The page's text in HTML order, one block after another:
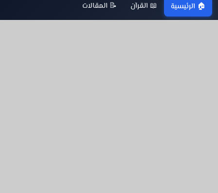
🏠 الرئيسية 📖 القرآن 📝 المقالات